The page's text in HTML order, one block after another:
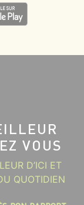
VOUS
D’ICI ET
QUOTIDIEN